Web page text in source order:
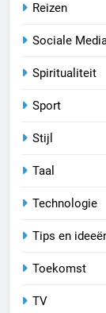
Reizen
Sociale
Spiritualiteit
Sport
Stijl
Taal
Technologie
Tips en
Toekomst
TV